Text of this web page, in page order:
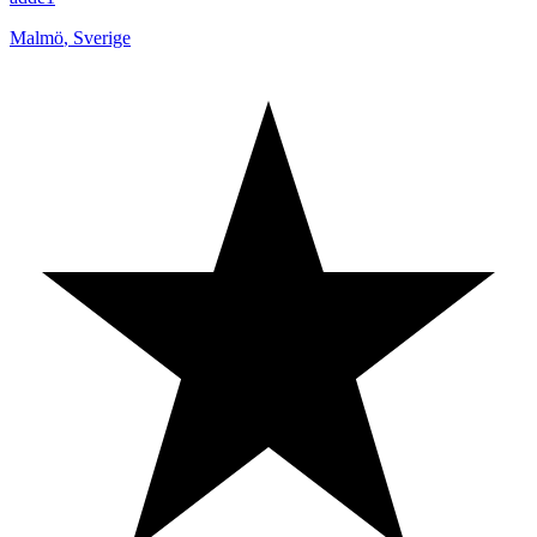
Malmö, Sverige